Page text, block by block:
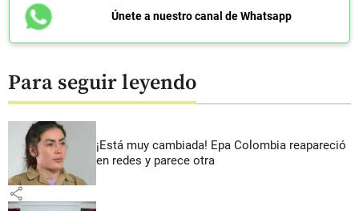
Únete a nuestro canal de Whatsapp
Para seguir leyendo
¡Está muy cambiada! Epa Colombia reapareció
en redes y parece otra
share